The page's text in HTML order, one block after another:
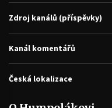
Zdroj kanálů (příspěvky)
Kanál komentářů
Česká lokalizace